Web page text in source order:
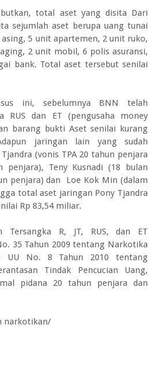
total aset yang disita Dari
sejumlah aset berupa uang tunai
5 unit apartemen, 2 unit ruko,
2 unit mobil, 6 polis asuransi,
bank. Total aset tersebut senilai
ini, sebelumnya BNN telah
RUS dan ET (pengusaha money
barang bukti Aset senilai kurang
jaringan lain yang sudah
(vonis TPA 20 tahun penjara
penjara), Teny Kusnadi (18 bulan
penjara) dan Loe Kok Min (dalam
total aset jaringan Pony Tjandra
Rp 83,54 miliar.
Tersangka R, JT, RUS, dan ET
35 Tahun 2009 tentang Narkotika
No. 8 Tahun 2010 tentang
Tindak Pencucian Uang,
pidana 20 tahun penjara dan
narkotikan/